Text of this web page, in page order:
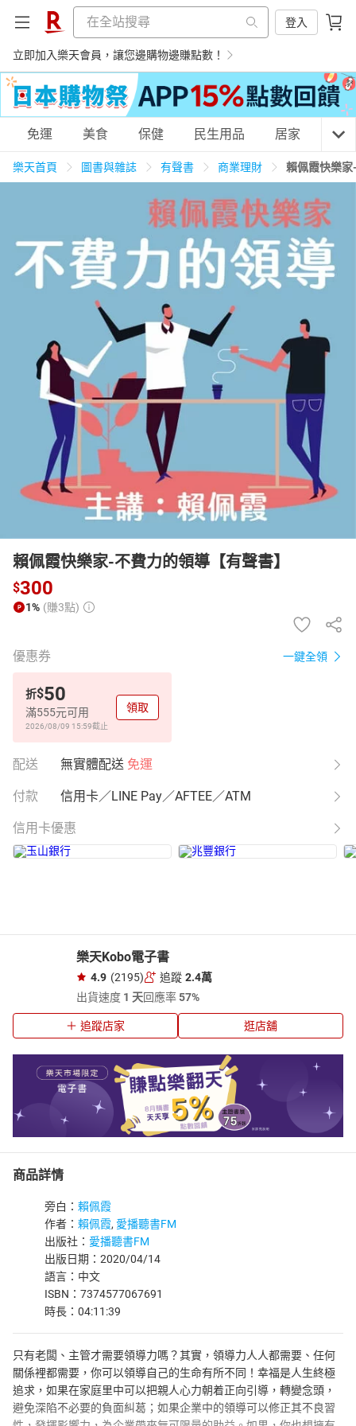
登入
立即加入樂天會員，讓您邊購物邊賺點數！
購物網分類
美食蛋糕 養生保健 民生用品
3C家電 運動休閒 親子玩具
女裝 男裝 化妝保養 情趣用品
日本購物 電子/紙本書
HOT
免運 美食 保健 民生用品 居家 3C
樂天首頁 圖書與雜誌 有聲書 商業理財 賴佩霞快樂
賴佩霞快樂家-不費力的領導【有聲書】
$300
1% (賺3點)
優惠券 一鍵全領
折$50
滿555元可用
2026/08/09 15:59截止
領取
配送 無實體配送 免運
付款 信用卡／LINE Pay／AFTEE／ATM
信用卡優惠
樂天Kobo電子書
4.9 (2195) 追蹤 2.4萬
出貨速度 1 天回應率57%
追蹤店家 逛店舖
商品詳情
旁白： 賴佩霞
作者： 賴佩霞, 愛播聽書FM
出版社： 愛播聽書FM
出版日期：2020/04/14
語言：中文
ISBN：7374577067691
時長：04:11:39
只有老闆、主管才需要領導力嗎？其實，領導力人人都需要、任何
關係裡都需要，你可以領導自己的生命有所不同！幸福是人生終極
追求，如果在家庭里中可以把親人心力朝着正向引導，轉變念頭，
避免深陷不必要的負面糾葛；如果企業中的領導可以修正其不良習